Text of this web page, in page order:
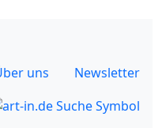
uns Newsletter